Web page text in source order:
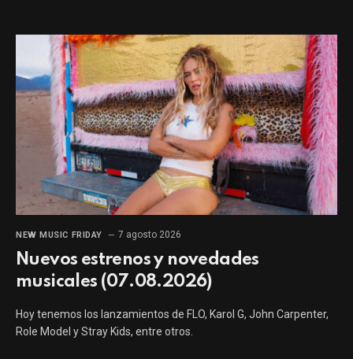
NEW MUSIC FRIDAY 7 agosto 2026
Nuevos estrenos y novedades
musicales (07.08.2026)
Hoy tenemos los lanzamientos de FLO, Karol G, John Carpenter,
Role Model y Stray Kids, entre otros.